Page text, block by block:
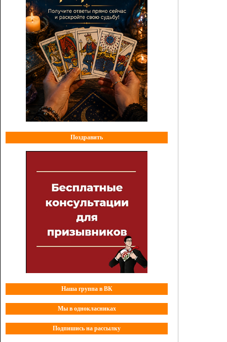
Поздравить
Наша группа в ВК
Мы в однокласниках
Подпишись на рассылку